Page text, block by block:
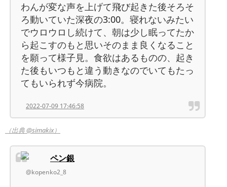
わんが変な声を上げて飛び起きた後そろそ
ろ動いていた深夜の3:00。寝れないみたい
でウロウロし続けて、朝は少し眠ってたか
ら起こすのもと思いそのまま良くなること
を願って様子見。食欲はあるものの、起き
た後もいつもと違う動きなのでいてもたっ
てもいられず今病院。
2022-07-09 17:46:58
（出典 @simakix）
ペン銀
@kopenko2_8